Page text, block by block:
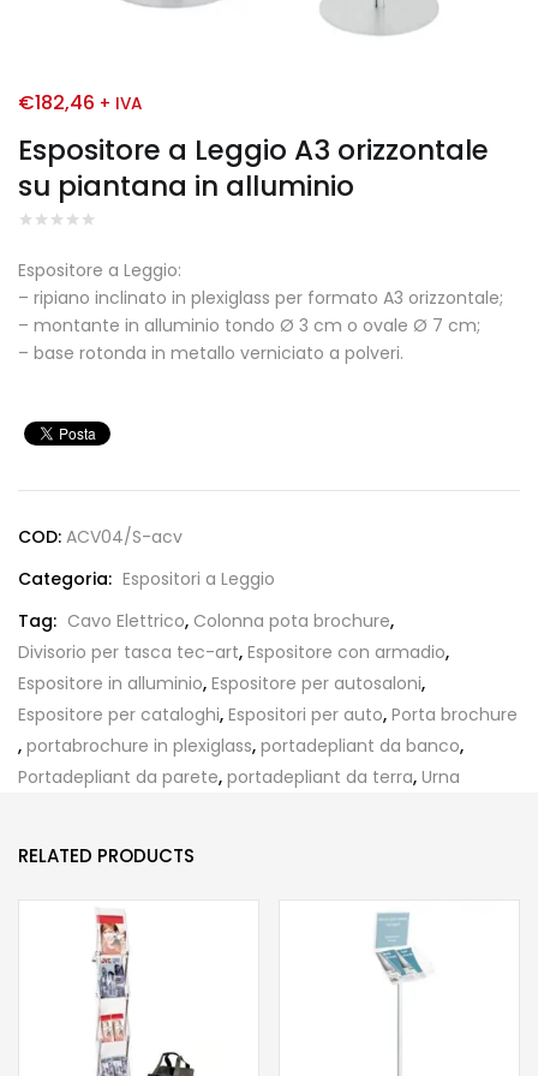
Espositore a Leggio A3 orizzontale
su piantana in alluminio
€182,46 + IVA
Espositore a Leggio:
– ripiano inclinato in plexiglass per formato A3 orizzontale;
– montante in alluminio tondo Ø 3 cm o ovale Ø 7 cm;
– base rotonda in metallo verniciato a polveri.
COD: ACV04/S-acv
Categoria: Espositori a Leggio
Tag: Cavo Elettrico, Colonna pota brochure,
Divisorio per tasca tec-art, Espositore con armadio,
Espositore in alluminio, Espositore per autosaloni,
Espositore per cataloghi, Espositori per auto, Porta brochure
, portabrochure in plexiglass, portadepliant da banco,
Portadepliant da parete, portadepliant da terra, Urna
RELATED PRODUCTS